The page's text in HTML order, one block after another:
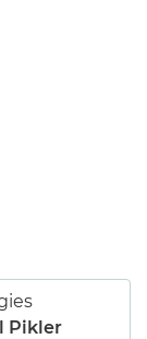
Pikler